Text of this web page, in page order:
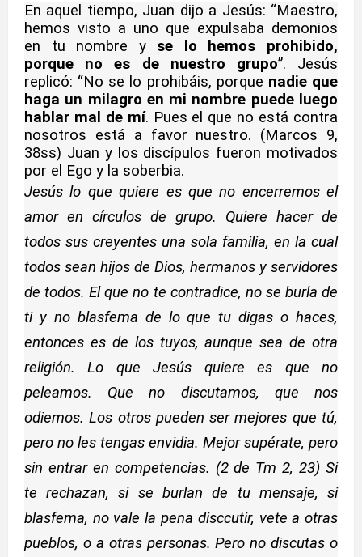
En aquel tiempo, Juan dijo a Jesús: “Maestro,
hemos visto a uno que expulsaba demonios
en tu nombre y se lo hemos prohibido,
porque no es de nuestro grupo”. Jesús
replicó: “No se lo prohibáis, porque nadie que
haga un milagro en mi nombre puede luego
hablar mal de mí. Pues el que no está contra
nosotros está a favor nuestro. (Marcos 9,
38ss) Juan y los discípulos fueron motivados
por el Ego y la soberbia.
Jesús lo que quiere es que no encerremos el
amor en círculos de grupo. Quiere hacer de
todos sus creyentes una sola familia, en la cual
todos sean hijos de Dios, hermanos y servidores
de todos. El que no te contradice, no se burla de
ti y no blasfema de lo que tu digas o haces,
entonces es de los tuyos, aunque sea de otra
religión. Lo que Jesús quiere es que no
peleamos. Que no discutamos, que nos
odiemos. Los otros pueden ser mejores que tú,
pero no les tengas envidia. Mejor supérate, pero
sin entrar en competencias. (2 de Tm 2, 23) Si
te rechazan, si se burlan de tu mensaje, si
blasfema, no vale la pena disccutir, vete a otras
pueblos, o a otras personas. Pero no discutas o